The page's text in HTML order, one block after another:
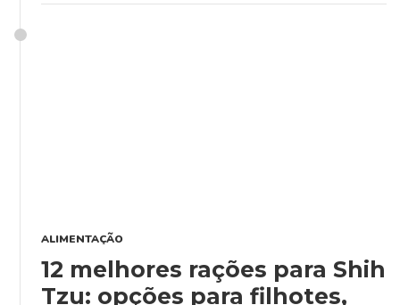
ALIMENTAÇÃO
12 melhores rações para Shih
Tzu: opções para filhotes,